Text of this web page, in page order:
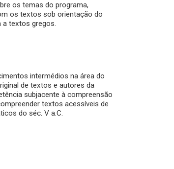
os temas do programa,
os textos sob orientação do
a textos gregos.
intermédios na área do
de textos e autores da
subjacente à compreensão
textos acessíveis de
do séc. V a.C.